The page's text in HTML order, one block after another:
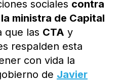
sociales contra
ministra de Capital
que las CTA y
respalden esta
con vida la
de Javier